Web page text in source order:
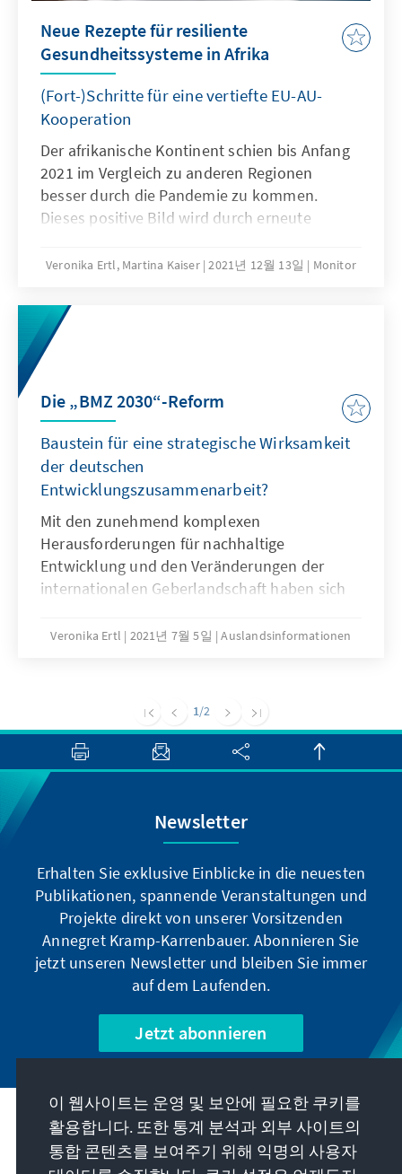
Neue Rezepte für resiliente
Gesundheitssysteme in Afrika
(Fort-)Schritte für eine vertiefte EU-AU-
Kooperation
Der afrikanische Kontinent schien bis Anfang
2021 im Vergleich zu anderen Regionen
besser durch die Pandemie zu kommen.
Dieses positive Bild wird durch erneute
Fallzahlen durch die jüngst in Botswana und
„Omikron“ erwartet. Die vorliegende Analyse
zeigt Fortschritte in der Zusammenarbeit
zwischen EU und Afrikanischer Union (AU) in
widerstandsfähiger Gesundheitssysteme auf.
Veronika Ertl, Martina Kaiser 2021년 12월 13일 Monitor
Die „­BMZ 2030“-Reform
Baustein für eine strategische Wirksamkeit
der ­deutschen
Entwicklungszusammenarbeit?
Mit den zunehmend komplexen
Herausforderungen für nachhaltige
Entwicklung und den Veränderungen der
inter­nationalen Geberlandschaft haben sich
Entwicklungszusammenarbeit verändert.
Ausrichtung ist dabei für die Zukunftsfähigkeit
der deutschen Entwicklungszusammenarbeit
notwendig?
Veronika Ertl 2021년 7월 5일 Auslandsinformationen
1/2
Newsletter
Erhalten Sie exklusive Einblicke in die neuesten
Publikationen, spannende Veranstaltungen und
Projekte direkt von unserer Vorsitzenden
Annegret Kramp-Karrenbauer. Abonnieren Sie
jetzt unseren Newsletter und bleiben Sie immer
auf dem Laufenden.
Jetzt abonnieren
우리의 과제
이 웹사이트는 운영 및 보안에 필요한 쿠키를
활용합니다. 또한 통계 분석과 외부 사이트의
통합 콘텐츠를 보여주기 위해 익명의 사용자